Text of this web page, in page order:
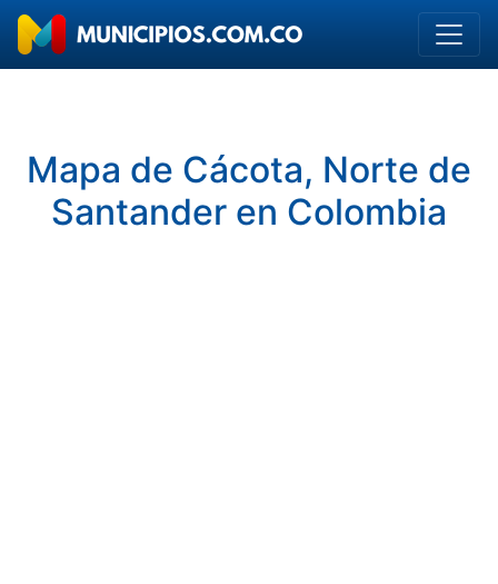
Mapa de Cácota, Norte de
Santander en Colombia